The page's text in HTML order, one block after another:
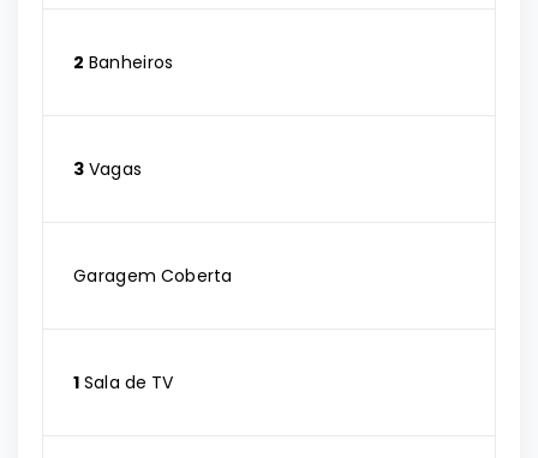
2 Banheiros
3 Vagas
Garagem Coberta
1 Sala de TV